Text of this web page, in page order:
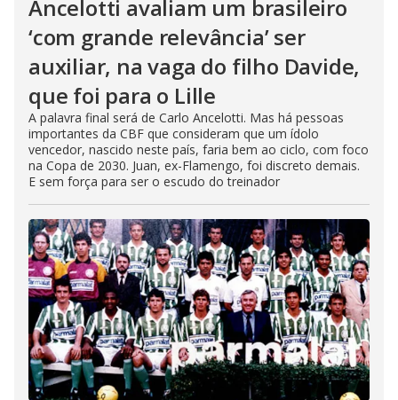
Ancelotti avaliam um brasileiro
‘com grande relevância’ ser
auxiliar, na vaga do filho Davide,
que foi para o Lille
A palavra final será de Carlo Ancelotti. Mas há pessoas
importantes da CBF que consideram que um ídolo
vencedor, nascido neste país, faria bem ao ciclo, com foco
na Copa de 2030. Juan, ex-Flamengo, foi discreto demais.
E sem força para ser o escudo do treinador